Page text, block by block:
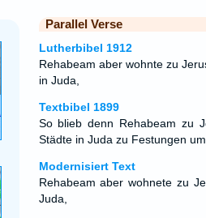
Parallel Verse
Lutherbibel 1912
Rehabeam aber wohnte zu
in Juda,
Textbibel 1899
So blieb denn Rehabeam zu
Städte in Juda zu Festungen
Modernisiert Text
Rehabeam aber wohnete zu
Juda,